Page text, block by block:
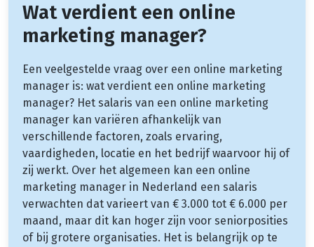
Wat verdient een online
marketing manager?
Een veelgestelde vraag over een online marketing
manager is: wat verdient een online marketing
manager? Het salaris van een online marketing
manager kan variëren afhankelijk van
verschillende factoren, zoals ervaring,
vaardigheden, locatie en het bedrijf waarvoor hij of
zij werkt. Over het algemeen kan een online
marketing manager in Nederland een salaris
verwachten dat varieert van € 3.000 tot € 6.000 per
maand, maar dit kan hoger zijn voor seniorposities
of bij grotere organisaties. Het is belangrijk op te